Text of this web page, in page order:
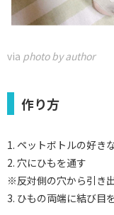
via photo by author
作り方
1. ペットボトルの好き
2. 穴にひもを通す
※反対側の穴から引き
3. ひもの両端に結び目